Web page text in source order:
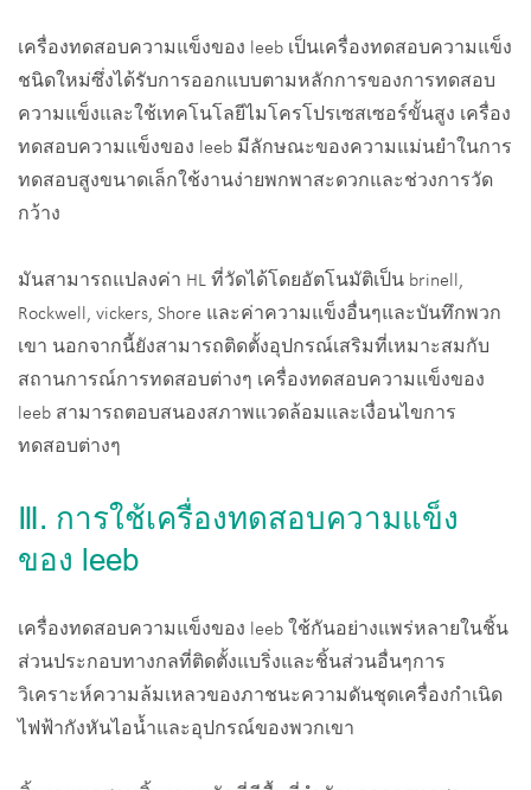
เครื่องทดสอบความแข็งของ leeb เป็นเครื่องทดสอบความแข็ง
ชนิดใหม่ซึ่งได้รับการออกแบบตามหลักการของการทดสอบ
ความแข็งและใช้เทคโนโลยีไมโครโปรเซสเซอร์ขั้นสูง เครื่อง
ทดสอบความแข็งของ leeb มีลักษณะของความแม่นยำในการ
ทดสอบสูงขนาดเล็กใช้งานง่ายพกพาสะดวกและช่วงการวัด
กว้าง
มันสามารถแปลงค่า HL ที่วัดได้โดยอัตโนมัติเป็น brinell,
Rockwell, vickers, Shore และค่าความแข็งอื่นๆและบันทึกพวก
เขา นอกจากนี้ยังสามารถติดตั้งอุปกรณ์เสริมที่เหมาะสมกับ
สถานการณ์การทดสอบต่างๆ เครื่องทดสอบความแข็งของ
leeb สามารถตอบสนองสภาพแวดล้อมและเงื่อนไขการ
ทดสอบต่างๆ
Ⅲ. การใช้เครื่องทดสอบความแข็ง
ของ leeb
เครื่องทดสอบความแข็งของ leeb ใช้กันอย่างแพร่หลายในชิ้น
ส่วนประกอบทางกลที่ติดตั้งแบริ่งและชิ้นส่วนอื่นๆการ
วิเคราะห์ความล้มเหลวของภาชนะความดันชุดเครื่องกำเนิด
ไฟฟ้ากังหันไอน้ำและอุปกรณ์ของพวกเขา